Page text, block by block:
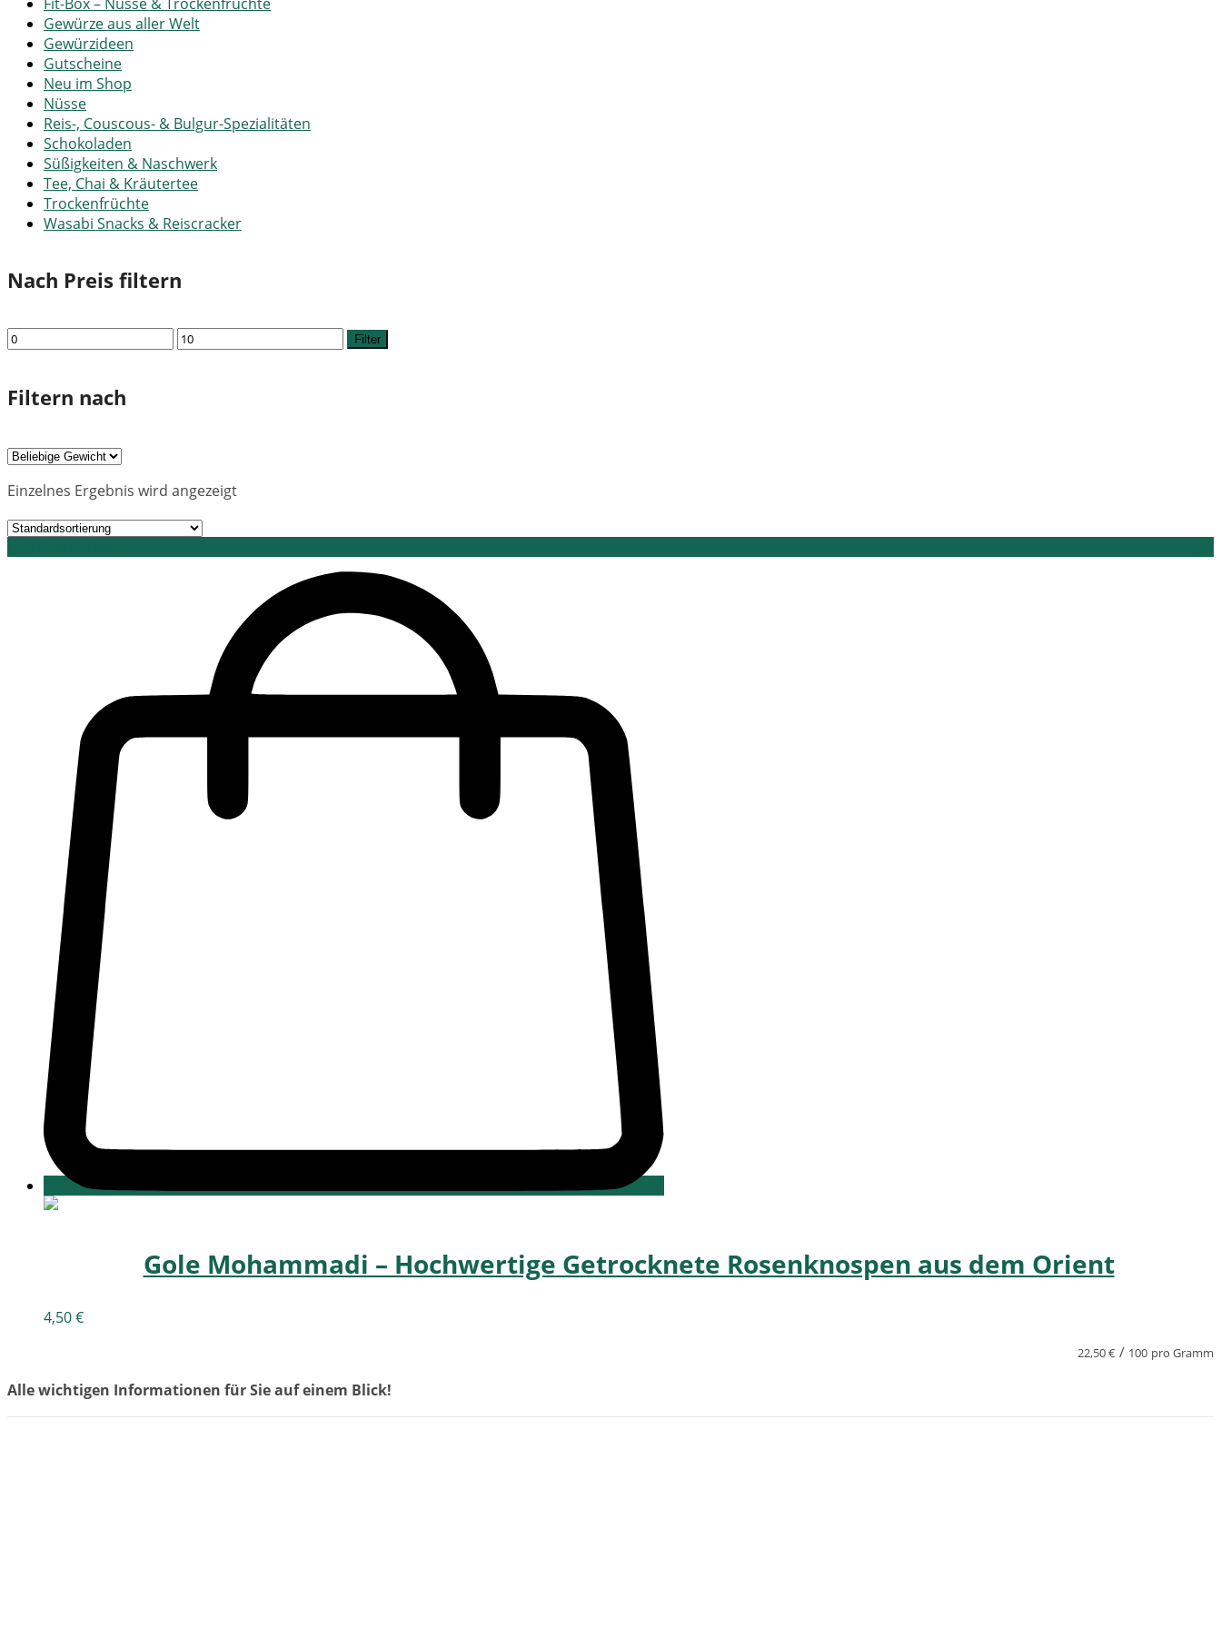
Gewürze aus aller Welt
Gewürzideen
Gutscheine
Neu im Shop
Nüsse
Reis-, Couscous- & Bulgur-Spezialitäten
Schokoladen
Süßigkeiten & Naschwerk
Tee, Chai & Kräutertee
Trockenfrüchte
Wasabi Snacks & Reiscracker
Nach Preis filtern
Min.
Max.
Filter
Filtern nach
Einzelnes Ergebnis wird angezeigt
Gole Mohammadi – Hochwertige Getrocknete Rosenknospen aus dem Orient
4,50€
22,50€ / 100 pro Gramm
Alle wichtigen Informationen für Sie auf einem Blick!